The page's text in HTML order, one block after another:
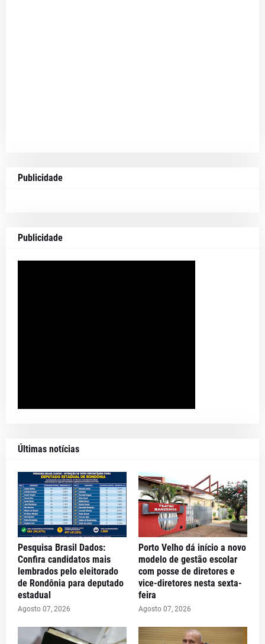
Publicidade
Publicidade
Últimas notícias
Pesquisa Brasil Dados:
Confira candidatos mais
lembrados pelo eleitorado
de Rondônia para deputado
estadual
Agosto 07, 2026
Porto Velho dá início a novo
modelo de gestão escolar
com posse de diretores e
vice-diretores nesta sexta-
feira
Agosto 07, 2026